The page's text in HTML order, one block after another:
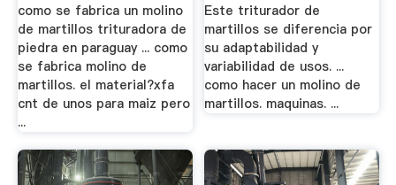
como se fabrica un molino
de martillos trituradora de
piedra en paraguay ... como
se fabrica molino de
martillos. el material?xfa
cnt de unos para maiz pero
...
Este triturador de
martillos se diferencia por
su adaptabilidad y
variabilidad de usos. ...
como hacer un molino de
martillos. maquinas. ...